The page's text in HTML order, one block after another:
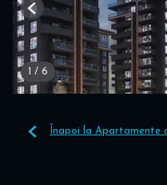
/ 6
Previous
Înapoi la Apartamente